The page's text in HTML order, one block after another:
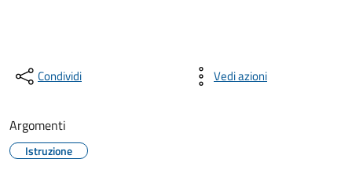
Condividi Vedi azioni
Argomenti
Istruzione